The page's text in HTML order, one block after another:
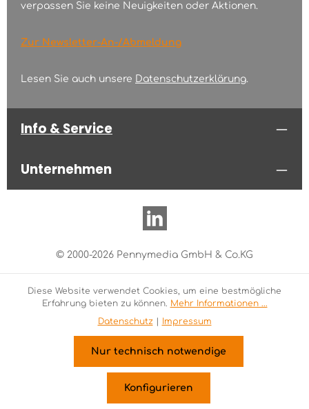
verpassen Sie keine Neuigkeiten oder Aktionen.
Zur Newsletter-An-/Abmeldung
Lesen Sie auch unsere Datenschutzerklärung.
Info & Service
Unternehmen
© 2000-2026 Pennymedia GmbH & Co.KG
Diese Website verwendet Cookies, um eine bestmögliche
Erfahrung bieten zu können. Mehr Informationen ...
Datenschutz| Impressum
Nur technisch notwendige
Konfigurieren